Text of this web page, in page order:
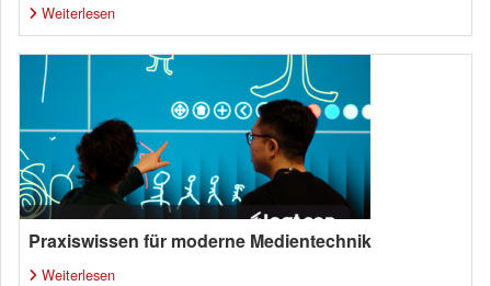
Weiterlesen
Praxiswissen für moderne Medientechnik
Weiterlesen